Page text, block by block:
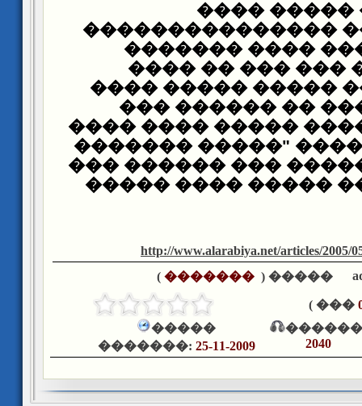
�����
��������� ��
�� ���� ������
"����� �����
������� ����
��� ����� ����
���� ���� �����
��������". �����
����� �� �������
����� ���� ��
http://www.alarabiya.net/articles/2005/
����� (
�������
)
��� )
�����
�������: 25-11-2009
2040